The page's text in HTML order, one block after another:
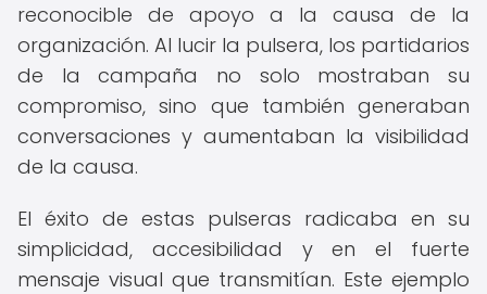
reconocible de apoyo a la causa de la
organización. Al lucir la pulsera, los partidarios
de la campaña no solo mostraban su
compromiso, sino que también generaban
conversaciones y aumentaban la visibilidad
de la causa.
El éxito de estas pulseras radicaba en su
simplicidad, accesibilidad y en el fuerte
mensaje visual que transmitían. Este ejemplo